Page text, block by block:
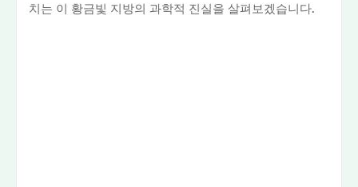
치는 이 황금빛 지방의 과학적 진실을 살펴보겠습니다.